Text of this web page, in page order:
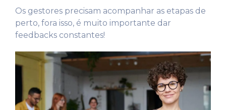
Os gestores precisam acompanhar as etapas de
perto, fora isso, é muito importante dar
feedbacks constantes!